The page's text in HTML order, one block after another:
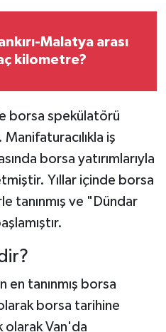
Malatya arası
kilometre?
borsa spekülatörü
iş
borsa yatırımlarıyla
Yıllar içinde borsa
tanınmış ve "Dündar
en tanınmış borsa
borsa tarihine
olarak Van'da